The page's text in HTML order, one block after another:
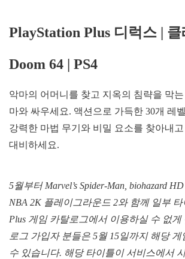
PlayStation Plus 디럭스 클
Doom 64 | PS4
악마의 어머니를 찾고 지옥의 침략을 막
마와 싸우세요. 액션으로 가득한 30개 레
강력한 마법 무기와 비밀 요소를 찾아내
대비하세요.
5월부터 Marvel’s Spider-Man, biohazard
NBA 2K 플레이그라운드 2와 함께 일부 타
Plus 게임 카탈로그에서 이용하실 수 없
로그 가입자 분들은 5월 15일까지 해당
수 있습니다. 해당 타이틀이 서비스에서